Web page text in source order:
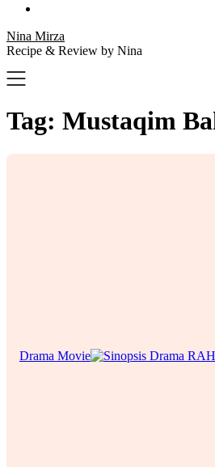
Nina Mirza
Recipe & Review by Nina
Tag: Mustaqim
Drama Movie